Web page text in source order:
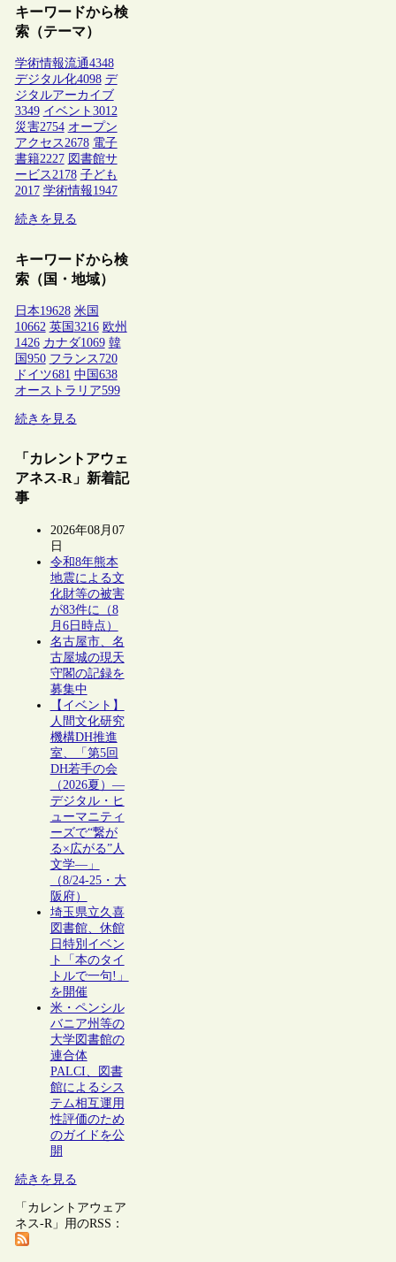
キーワードから検
索（テーマ）
学術情報流通4348
デジタル化4098 デ
ジタルアーカイブ
3349 イベント 3012
災害2754 オープン
アクセス2678 電子
書籍2227 図書館サ
ービス2178 子ども
2017 学術情報1947
続きを見る
キーワードから検
索（国・地域）
日本19628 米国
10662 英国 3216 欧州
1426 カナダ1069 韓
国 950 フランス 720
ドイツ681 中国 638
オーストラリア599
続きを見る
「カレントアウェ
アネス-R」新着記
事
2026年08月07
日
令和8年熊本
地震による文
化財等の被害
が83件に（8
月6日時点）
名古屋市、名
古屋城の現天
守閣の記録を
募集中
【イベント】
人間文化研究
機構DH推進
室、「第5回
DH若手の会
（2026夏）―
デジタル・ヒ
ューマニティ
ーズで“繋が
る×広がる”人
文学―」
（8/24-25・大
阪府）
埼玉県立久喜
図書館、休館
日特別イベン
ト「本のタイ
トルで一句!」
を開催
米・ペンシル
バニア州等の
大学図書館の
連合体
PALCI、図書
館によるシス
テム相互運用
性評価のため
のガイドを公
開
続きを見る
「カレントアウェア
ネス-R」用のRSS：